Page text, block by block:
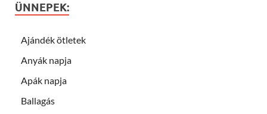
ÜNNEPEK:
Ajándék ötletek
Anyák napja
Apák napja
Ballagás